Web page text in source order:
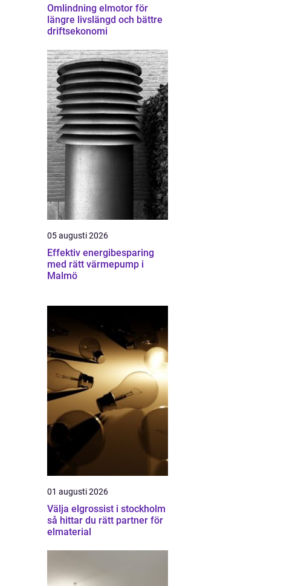
Omlindning elmotor för
längre livslängd och bättre
driftsekonomi
05 augusti 2026
Effektiv energibesparing
med rätt värmepump i
Malmö
01 augusti 2026
Välja elgrossist i stockholm
så hittar du rätt partner för
elmaterial